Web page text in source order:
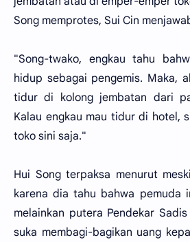
Song memprotes, Sui Cin
"Song-twako, engkau tahu
hidup sebagai pengemis. Maka,
tidur di kolong jembatan dari
Kalau engkau mau tidur di hotel,
toko sini saja."
Hui Song terpaksa menurut
karena dia tahu bahwa pemuda
melainkan putera Pendekar
suka membagi-bagikan uang